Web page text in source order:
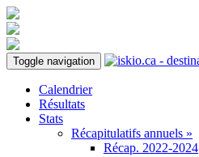
Toggle navigation
Calendrier
Résultats
Stats
Récapitulatifs annuels »
Récap. 2022-2024